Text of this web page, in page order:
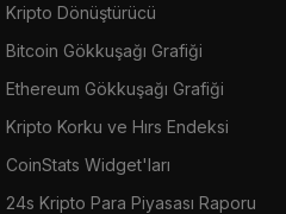
Kripto Dönüştürücü
Bitcoin Gökkuşağı Grafiği
Ethereum Gökkuşağı Grafiği
Kripto Korku ve Hırs Endeksi
CoinStats Widget'ları
24s Kripto Para Piyasası Raporu